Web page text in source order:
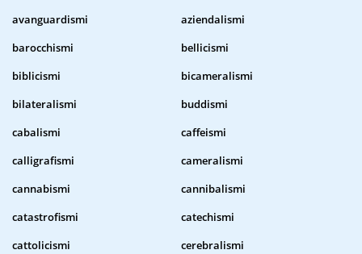
avanguardismi
aziendalismi
barocchismi
bellicismi
biblicismi
bicameralismi
bilateralismi
buddismi
cabalismi
caffeismi
calligrafismi
cameralismi
cannabismi
cannibalismi
catastrofismi
catechismi
cattolicismi
cerebralismi